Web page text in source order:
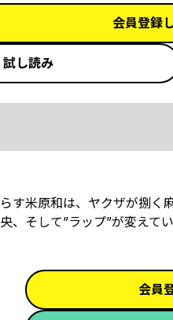
会員登録
試し読み
す米原和は、ヤクザが捌
、そして”ラップ”が変えて
会員